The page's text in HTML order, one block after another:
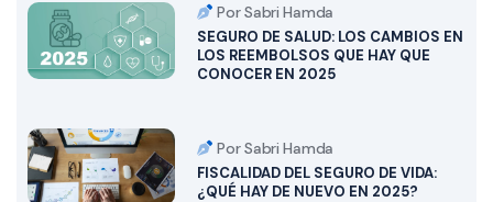
Por Sabri Hamda
SEGURO DE SALUD: LOS CAMBIOS EN
LOS REEMBOLSOS QUE HAY QUE
CONOCER EN 2025
Por Sabri Hamda
FISCALIDAD DEL SEGURO DE VIDA:
¿QUÉ HAY DE NUEVO EN 2025?